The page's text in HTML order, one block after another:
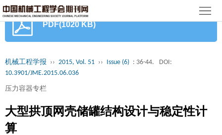
首
论
服
刊
分
PDF(1020 KB)
机械工程学报 ›› 2015, Vol. 51 ›› Issue (6) : 36-44.
DOI:
10.3901/JME.2015.06.036
压力容器专栏
大型拱顶网壳储罐结构设计与稳定性计
算